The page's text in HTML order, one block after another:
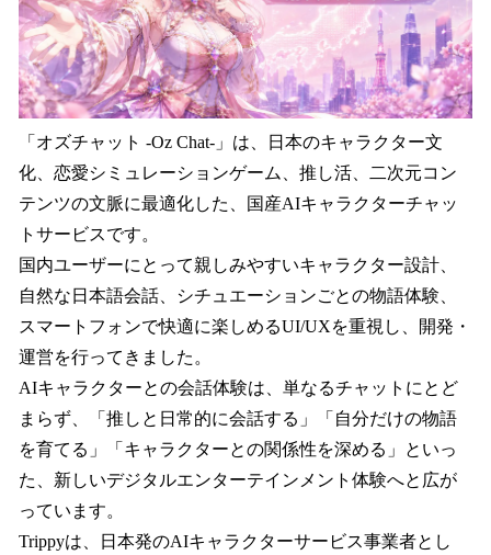
「オズチャット -Oz Chat-」は、日本のキャラクター文
化、恋愛シミュレーションゲーム、推し活、二次元コン
テンツの文脈に最適化した、国産AIキャラクターチャッ
トサービスです。
国内ユーザーにとって親しみやすいキャラクター設計、
自然な日本語会話、シチュエーションごとの物語体験、
スマートフォンで快適に楽しめるUI/UXを重視し、開発・
運営を行ってきました。
AIキャラクターとの会話体験は、単なるチャットにとど
まらず、「推しと日常的に会話する」「自分だけの物語
を育てる」「キャラクターとの関係性を深める」といっ
た、新しいデジタルエンターテインメント体験へと広が
っています。
Trippyは、日本発のAIキャラクターサービス事業者とし